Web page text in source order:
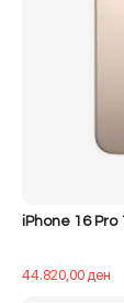
iPhone 16 Pro
44.820,00ден